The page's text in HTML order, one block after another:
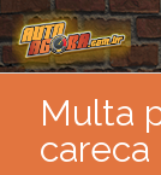
Multa
careca